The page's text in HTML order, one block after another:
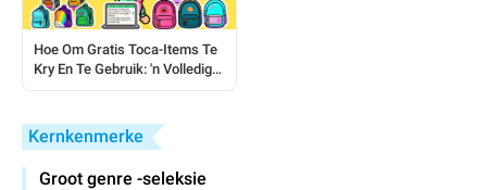
Hoe Om Gratis Toca-Items Te
Kry En Te Gebruik: 'n Volledige
Kernkenmerke
Groot genre -seleksie